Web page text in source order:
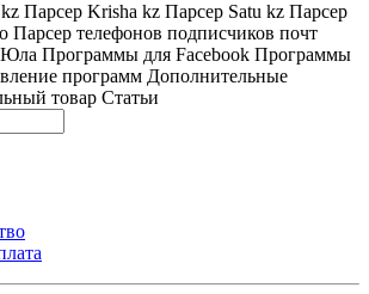
Парсер Krisha kz Парсер Satu kz Парсер
Парсер телефонов подписчиков почт
Юла Программы для Facebook Программы
программ Дополнительные
товар Статьи